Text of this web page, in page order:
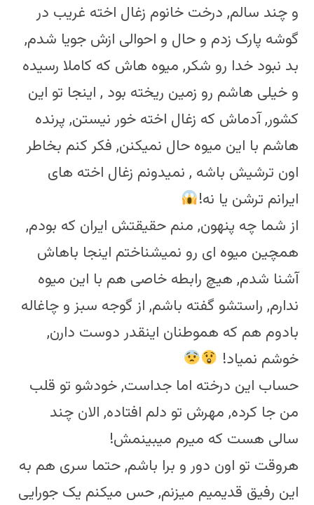
و چند سالم, درخت خانوم زغال اخته غریب در
گوشه پارک زدم و حال و احوالی ازش جویا شدم,
بد نبود خدا رو شکر, میوه هاش که کاملا رسیده
و خیلی هاشم رو زمین ریخته بود , اینجا تو این
کشور, آدماش که زغال اخته خور نیستن, پرنده
هاشم با این میوه حال نمیکنن, فکر کنم بخاطر
اون ترشیش باشه , نمیدونم زغال اخته های
ایرانم ترشن یا نه!
از شما چه پنهون, منم حقیقتش ایران که بودم,
همچین میوه ای رو نمیشناختم اینجا باهاش
آشنا شدم, هیچ رابطه خاصی هم با این میوه
ندارم, راستشو گفته باشم, از گوجه سبز و چاغاله
بادوم هم که هموطنان اینقدر دوست دارن,
خوشم نمیاد!
حساب این درخته اما جداست, خودشو تو قلب
من جا کرده, مهرش تو دلم افتاده, الان چند
سالی هست که میرم میبینمش!
هروقت تو اون دور و برا باشم, حتما سری هم به
این رفیق قدیمیم میزنم, حس میکنم یک جورایی